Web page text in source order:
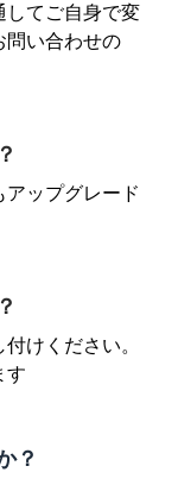
してご自身で変
問い合わせの
ップグレード
けください。
す
？